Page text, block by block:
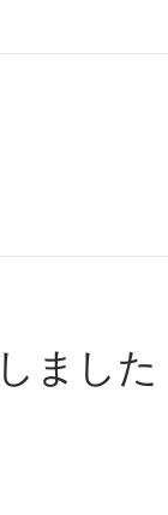
まし